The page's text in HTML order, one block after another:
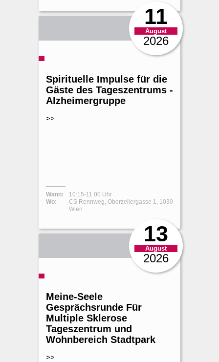
11
August
2026
Spirituelle Impulse für die
Gäste des Tageszentrums -
Alzheimergruppe
>>
Wann:
10:15-11:00 Uhr
Wo:
CS Rennweg, Oberzellergasse 1, 1030
Wien
13
August
2026
Meine-Seele
Gesprächsrunde Für
Multiple Sklerose
Tageszentrum und
Wohnbereich Stadtpark
>>